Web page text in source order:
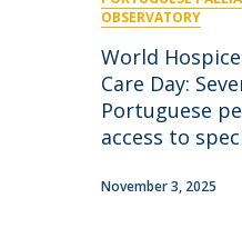
UCP2 Mental Health
UCP4SUCCESS
OBSERVATORY
World
Care Day:
Portuguese
access to
November 3, 2025